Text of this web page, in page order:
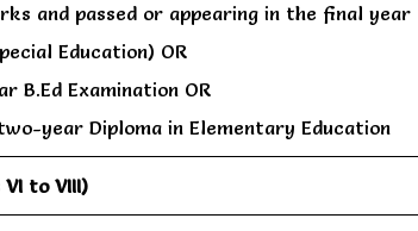
and passed or appearing in the final year
Education) OR
B.Ed Examination OR
year Diploma in Elementary Education
VI to VIII)